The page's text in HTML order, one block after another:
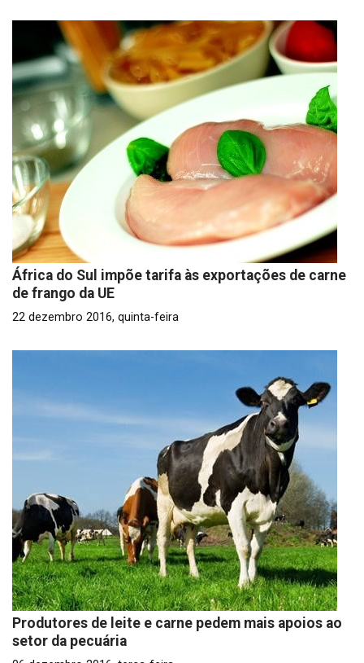
África do Sul impõe tarifa às exportações de carne
de frango da UE
22 dezembro 2016, quinta-feira
Produtores de leite e carne pedem mais apoios ao
setor da pecuária